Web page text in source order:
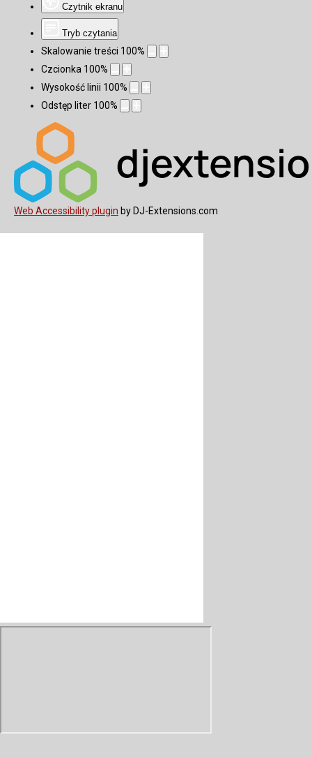
Czytnik ekranu
Tryb czytania
Skalowanie treści 100%
Czcionka 100%
Wysokość linii 100%
Odstęp liter 100%
Web Accessibility plugin by DJ-Extensions.com